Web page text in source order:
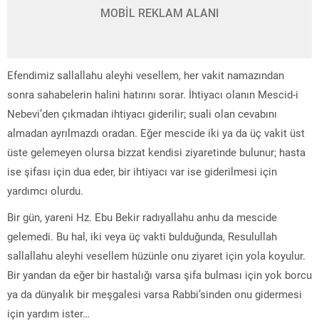
MOBİL REKLAM ALANI
Efendimiz sallallahu aleyhi vesellem, her vakit namazından
sonra sahabelerin halini hatırını sorar. İhtiyacı olanın Mescid-i
Nebevi’den çıkmadan ihtiyacı giderilir; suali olan cevabını
almadan ayrılmazdı oradan. Eğer mescide iki ya da üç vakit üst
üste gelemeyen olursa bizzat kendisi ziyaretinde bulunur; hasta
ise şifası için dua eder, bir ihtiyacı var ise giderilmesi için
yardımcı olurdu.
Bir gün, yareni Hz. Ebu Bekir radıyallahu anhu da mescide
gelemedi. Bu hal, iki veya üç vakti bulduğunda, Resulullah
sallallahu aleyhi vesellem hüzünle onu ziyaret için yola koyulur.
Bir yandan da eğer bir hastalığı varsa şifa bulması için yok borcu
ya da dünyalık bir meşgalesi varsa Rabbi’sinden onu gidermesi
için yardım ister…